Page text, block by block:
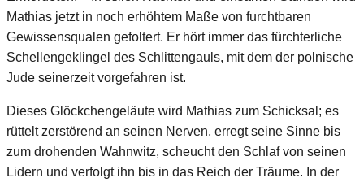
Mathias jetzt in noch erhöhtem Maße von furchtbaren
Gewissensqualen gefoltert. Er hört immer das fürchterliche
Schellengeklingel des Schlittengauls, mit dem der polnische
Jude seinerzeit vorgefahren ist.
Dieses Glöckchengeläute wird Mathias zum Schicksal; es
rüttelt zerstörend an seinen Nerven, erregt seine Sinne bis
zum drohenden Wahnwitz, scheucht den Schlaf von seinen
Lidern und verfolgt ihn bis in das Reich der Träume. In der